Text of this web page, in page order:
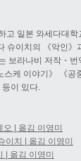
고 일본 와세다대학
슈이치의 《악인》
보라나비 저작・
케 이야기》 《공
등이 있다.
| 옮김 이영미
이치 | 옮김 이영미
| 옮김 이영미